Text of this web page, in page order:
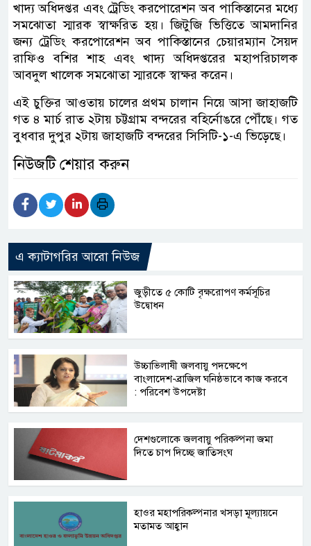
খাদ্য অধিদপ্তর এবং ট্রেডিং করপোরেশন অব পাকিস্তানের মধ্যে
সমঝোতা স্মারক স্বাক্ষরিত হয়। জিটুজি ভিত্তিতে আমদানির
জন্য ট্রেডিং করপোরেশন অব পাকিস্তানের চেয়ারম্যান সৈয়দ
রাফিও বশির শাহ এবং খাদ্য অধিদপ্তরের মহাপরিচালক
আবদুল খালেক সমঝোতা স্মারকে স্বাক্ষর করেন।
এই চুক্তির আওতায় চালের প্রথম চালান নিয়ে আসা জাহাজটি
গত ৪ মার্চ রাত ২টায় চট্টগ্রাম বন্দরের বহির্নোঙরে পৌঁছে। গত
বুধবার দুপুর ২টায় জাহাজটি বন্দরের সিসিটি-১-এ ভিড়েছে।
নিউজটি শেয়ার করুন
এ ক্যাটাগরির আরো নিউজ
জুড়ীতে ৫ কোটি বৃক্ষরোপণ কর্মসূচির
উদ্বোধন
উচ্চাভিলাষী জলবায়ু পদক্ষেপে
বাংলাদেশ-ব্রাজিল ঘনিষ্ঠভাবে কাজ করবে
: পরিবেশ উপদেষ্টা
দেশগুলোকে জলবায়ু পরিকল্পনা জমা
দিতে চাপ দিচ্ছে জাতিসংঘ
হাওর মহাপরিকল্পনার খসড়া মূল্যায়নে
মতামত আহ্বান